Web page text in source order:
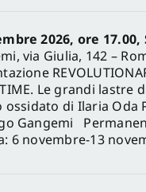
2026, ore 17.00,
via Giulia, 142 –
TIME. Le grandi lastre
ossidato di Ilaria Oda
Gangemi
6 novembre-13